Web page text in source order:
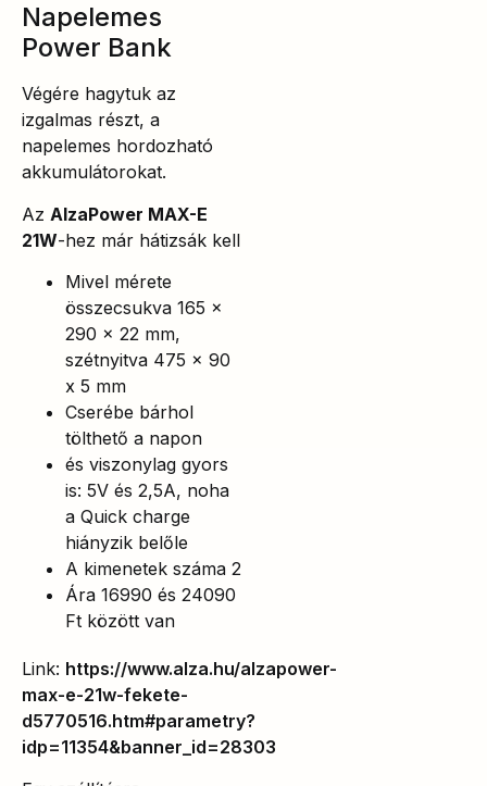
Napelemes
Power Bank
Végére hagytuk az
izgalmas részt, a
napelemes hordozható
akkumulátorokat.
Az AlzaPower MAX-E
21W-hez már hátizsák kell
Mivel mérete
összecsukva 165 x
290 x 22 mm,
szétnyitva 475 x 90
x 5 mm
Cserébe bárhol
tölthető a napon
és viszonylag gyors
is: 5V és 2,5A, noha
a Quick charge
hiányzik belőle
A kimenetek száma 2
Ára 16990 és 24090
Ft között van
Link: https://www.alza.hu/alzapower-
max-e-21w-fekete-
d5770516.htm#parametry?
idp=11354&banner_id=28303